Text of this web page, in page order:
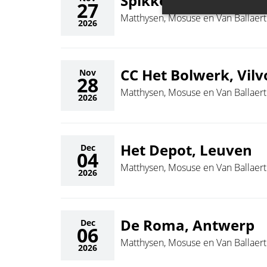
27
2026 Matthysen, Mosuse en Van Ballaert
Nov
28
2026
CC Het Bolwerk,
Matthysen, Mosuse en Van Ballaert
Dec
04
2026
Het Depot, Leuven
Matthysen, Mosuse en Van Ballaert
Dec
06
2026
De Roma, Antwerp
Matthysen, Mosuse en Van Ballaert